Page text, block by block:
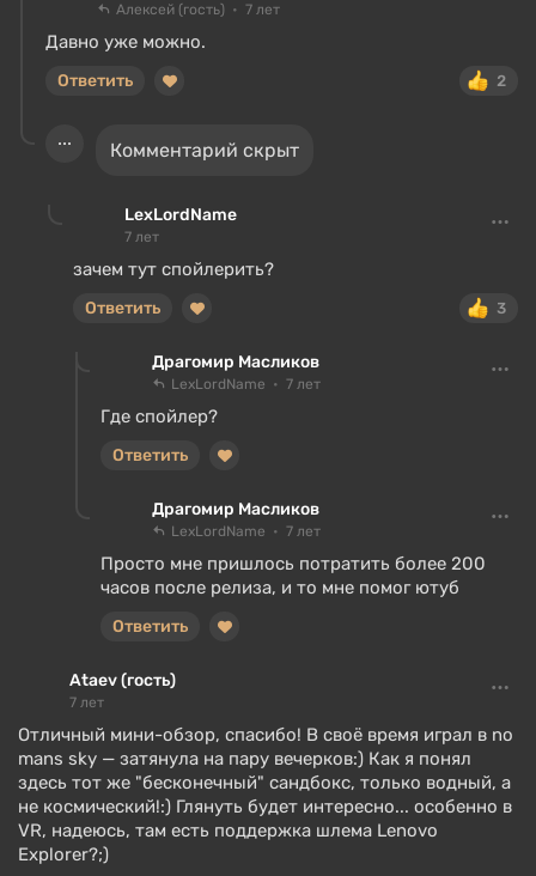
Алексей (гость) 7 лет
Давно уже можно.
2
Ответить
Комментарий скрыт
LexLordName
7 лет
зачем тут спойлерить?
3
Ответить
Драгомир Масликов
LexLordName 7 лет
Где спойлер?
Ответить
Драгомир Масликов
LexLordName 7 лет
Просто мне пришлось потратить более 200
часов после релиза, и то мне помог ютуб
Ответить
Ataev (гость)
7 лет
Отличный мини-обзор, спасибо! В своё время играл в no
mans sky — затянула на пару вечерков:) Как я понял
здесь тот же "бесконечный" сандбокс, только водный, а
не космический!:) Глянуть будет интересно... особенно в
VR, надеюсь, там есть поддержка шлема Lenovo
Explorer?;)